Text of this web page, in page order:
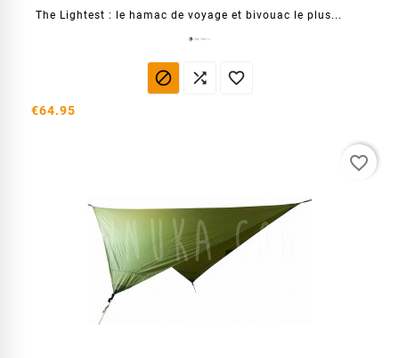
The Lightest : le hamac de voyage et bivouac le plus...
  
€64.95
favorite_border